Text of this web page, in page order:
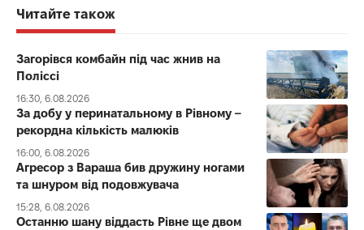
Читайте також
Загорівся комбайн під час жнив на
Поліссі
16:30, 6.08.2026
За добу у перинатальному в Рівному –
рекордна кількість малюків
16:00, 6.08.2026
Агресор з Вараша бив дружину ногами
та шнуром від подовжувача
15:28, 6.08.2026
Останню шану віддасть Рівне ще двом